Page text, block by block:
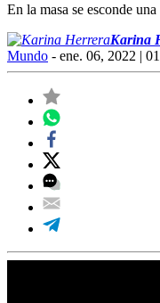
En la masa se esconde
Karina
Mundo - ene. 06, 2022 |